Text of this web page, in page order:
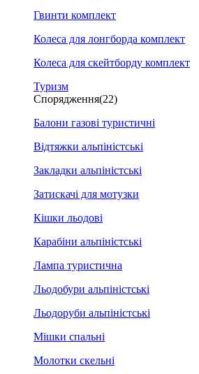
Гвинти комплект
Колеса для лонгборда комплект
Колеса для скейтборду комплект
Туризм
Спорядження(22)
Балони газові туристичні
Відтяжки альпіністські
Закладки альпіністські
Затискачі для мотузки
Кішки льодові
Карабіни альпіністські
Лампа туристична
Льодобури альпіністські
Льодоруби альпіністські
Мішки спальні
Молотки скельні